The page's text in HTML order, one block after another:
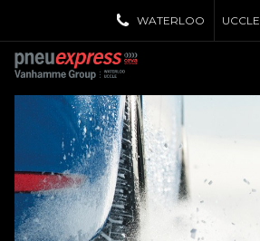
WATERLOO UCCLE